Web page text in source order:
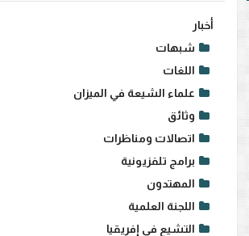
أخبار
شبهات
اللغات
علماء الشيعة في الميزان
وثائق
اتصالات ومناظرات
برامج تلفزيونية
المهتدون
اللجنة العلمية
التشيع في إفريقيا